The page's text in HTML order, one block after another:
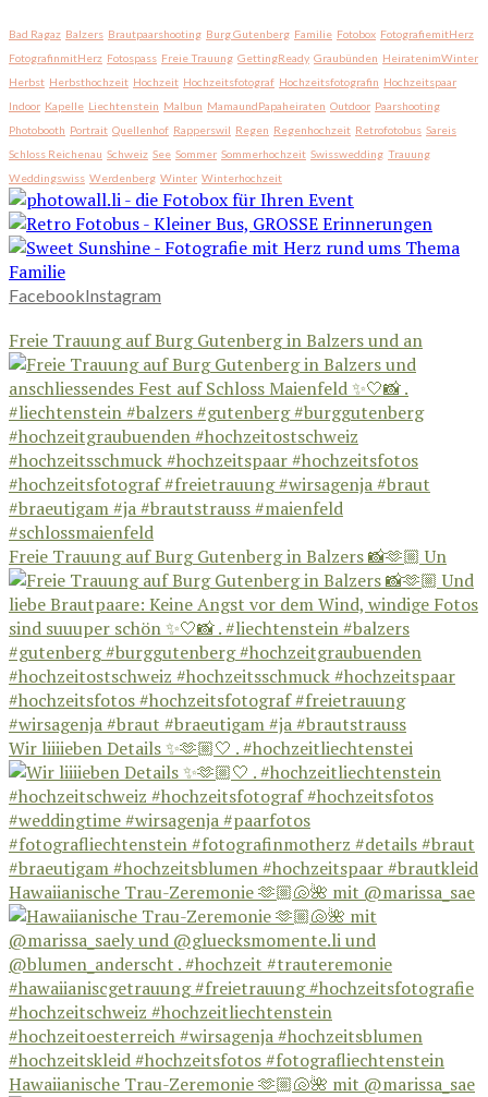
Bad Ragaz Balzers Brautpaarshooting Burg Gutenberg Familie Fotobox FotografiemitHerz
FotografinmitHerz Fotospass Freie Trauung GettingReady Graubünden HeiratenimWinter
Herbst Herbsthochzeit Hochzeit Hochzeitsfotograf Hochzeitsfotografin Hochzeitspaar
Indoor Kapelle Liechtenstein Malbun MamaundPapaheiraten Outdoor Paarshooting
Photobooth Portrait Quellenhof Rapperswil Regen Regenhochzeit Retrofotobus Sareis
Schloss Reichenau Schweiz See Sommer Sommerhochzeit Swisswedding Trauung
Weddingswiss Werdenberg Winter Winterhochzeit
FacebookInstagram
Freie Trauung auf Burg Gutenberg in Balzers und an
Freie Trauung auf Burg Gutenberg in Balzers 📸🫶🏼 Un
Wir liiiieben Details ✨🫶🏼🤍 . #hochzeitliechtenstei
Hawaiianische Trau-Zeremonie 🫶🏼🐚🌺 mit @marissa_sae
Hawaiianische Trau-Zeremonie 🫶🏼🐚🌺 mit @marissa_sae